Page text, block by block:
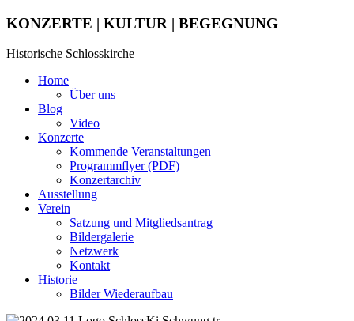
KONZERTE | KULTUR | BEGEGNUNG
Historische Schlosskirche
Home
Über uns
Blog
Video
Konzerte
Kommende Veranstaltungen
Programmflyer (PDF)
Konzertarchiv
Ausstellung
Verein
Satzung und Mitgliedsantrag
Bildergalerie
Netzwerk
Kontakt
Historie
Bilder Wiederaufbau